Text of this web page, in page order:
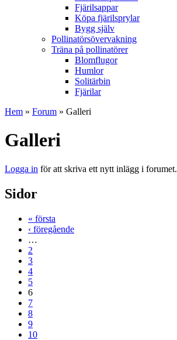
Fjärilsappar
Köpa fjärilsprylar
Bygg själv
Pollinatörsövervakning
Träna på pollinatörer
Blomflugor
Humlor
Solitärbin
Fjärilar
Hem » Forum » Galleri
Galleri
Logga in för att skriva ett nytt inlägg i forumet.
Sidor
« första
‹ föregående
…
2
3
4
5
6
7
8
9
10